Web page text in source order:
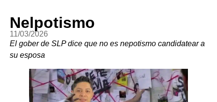
Nelpotismo
11/03/2026
El gober de SLP dice que no es nepotismo candidatear a
su esposa